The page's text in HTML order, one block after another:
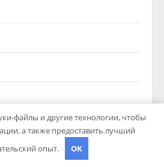
файлы и другие технологии, чтобы
а также предоставить лучший
опыт.
OK